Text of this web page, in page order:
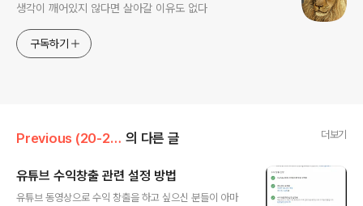
생각이 깨어있지 않다면 살아갈 이유도 없다
구독하기
Previous (20-22)/Broadcasting 의 다른 글 더보기
유튜브 수익창출 관련 설정 방법
유튜브 동영상으로 수익 창출을 하고 싶으신 분들이 아마